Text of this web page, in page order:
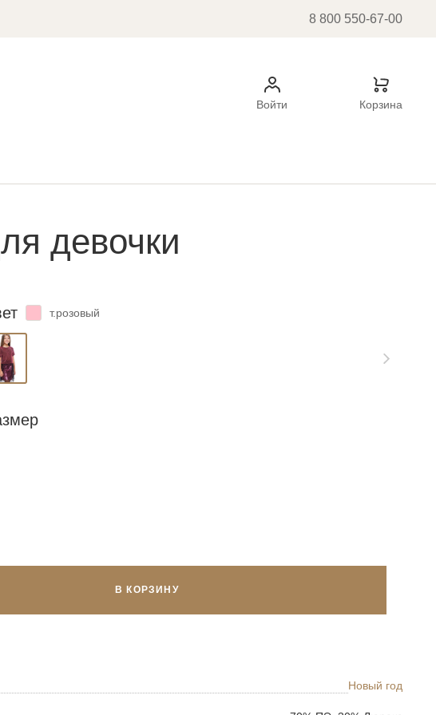
8 800 550-67-00
Войти Корзина
девочки
т.розовый
В КОРЗИНУ
Новый год